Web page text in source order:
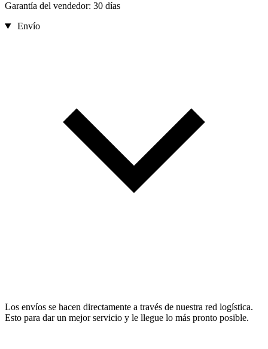
Garantía del vendedor: 30 días
Envío
Los envíos se hacen directamente a través de nuestra red logística.
Esto para dar un mejor servicio y le llegue lo más pronto posible.